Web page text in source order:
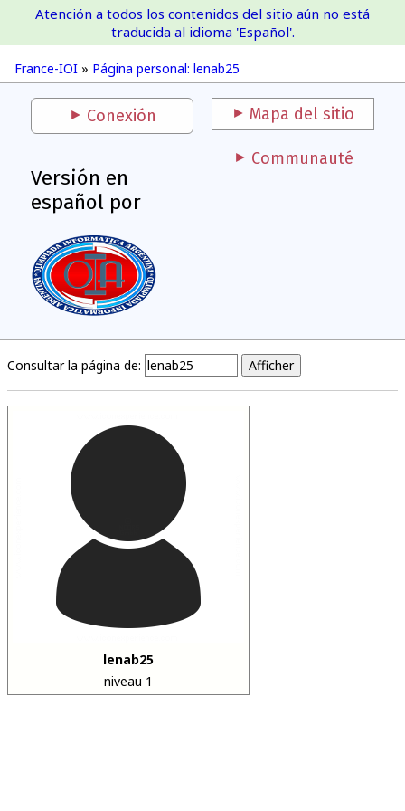
France-IOI
France-IOI » Página personal: lenab25
Atención a todos los contenidos del sitio aún no está
traducida al idioma 'Español'.
Conexión Mapa del sitio
Versión en
español por
Communauté
Consultar la página de:
lenab25
niveau 1